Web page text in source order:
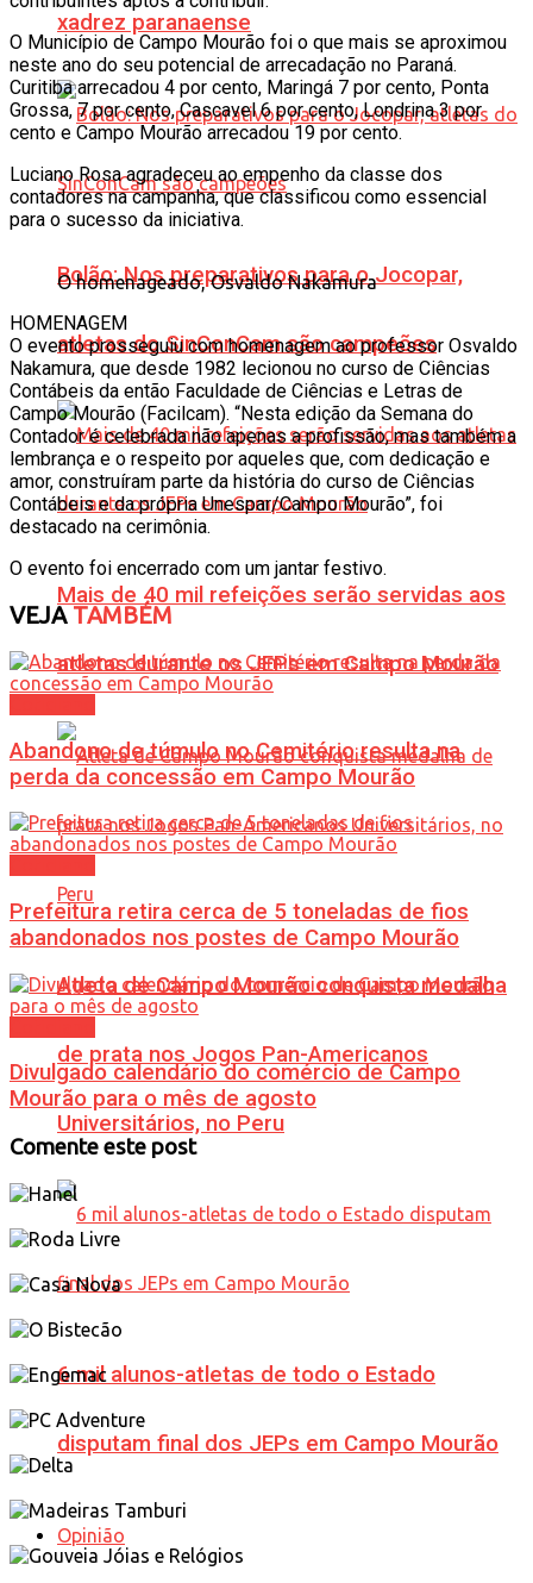
xadrez paranaense
Bolão: Nos preparativos para o Jocopar,
atletas do SinConCam são campeões
Mais de 40 mil refeições serão servidas aos
atletas durante os JEPs em Campo Mourão
Atleta de Campo Mourão conquista medalha
de prata nos Jogos Pan-Americanos
Universitários, no Peru
6 mil alunos-atletas de todo o Estado
disputam final dos JEPs em Campo Mourão
Opinião
O Município de Campo Mourão foi o que mais se aproximou
neste ano do seu potencial de arrecadação no Paraná.
Curitiba arrecadou 4 por cento, Maringá 7 por cento, Ponta
Grossa, 7 por cento, Cascavel 6 por cento, Londrina 3 por
cento e Campo Mourão arrecadou 19 por cento.
Luciano Rosa agradeceu ao empenho da classe dos
contadores na campanha, que classificou como essencial
para o sucesso da iniciativa.
O homenageado, Osvaldo Nakamura
HOMENAGEM
O evento prosseguiu com homenagem ao professor Osvaldo
Nakamura, que desde 1982 lecionou no curso de Ciências
Contábeis da então Faculdade de Ciências e Letras de
Campo Mourão (Facilcam). “Nesta edição da Semana do
Contador é celebrada não apenas a profissão, mas também a
lembrança e o respeito por aqueles que, com dedicação e
amor, construíram parte da história do curso de Ciências
Contábeis e da própria Unespar/Campo Mourão”, foi
destacado na cerimônia.
O evento foi encerrado com um jantar festivo.
VEJATAMBÉM
Abandono de túmulo no Cemitério resulta na
perda da concessão em Campo Mourão
Prefeitura retira cerca de 5 toneladas de fios
abandonados nos postes de Campo Mourão
Divulgado calendário do comércio de Campo
Mourão para o mês de agosto
Comente este post